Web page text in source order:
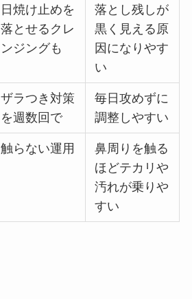
日焼け止めを
落とせるクレ
ンジングも
落とし残しが
黒く見える原
因になりやす
い
ザラつき対策
を週数回で
毎日攻めずに
調整しやすい
触らない運用
鼻周りを触る
ほどテカリや
汚れが乗りや
すい